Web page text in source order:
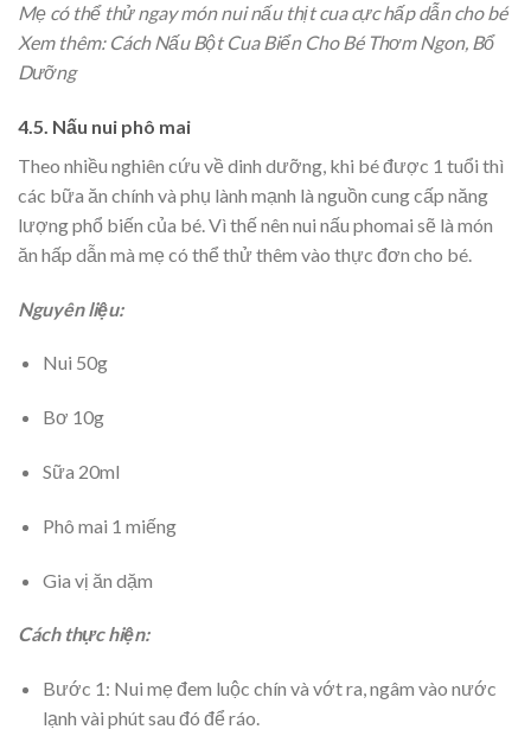
Mẹ có thể thử ngay món nui nấu thịt cua cực hấp dẫn cho bé
Xem thêm: Cách Nấu Bột Cua Biển Cho Bé Thơm Ngon, Bổ
Dưỡng
4.5. Nấu nui phô mai
Theo nhiều nghiên cứu về dinh dưỡng, khi bé được 1 tuổi thì
các bữa ăn chính và phụ lành mạnh là nguồn cung cấp năng
lượng phổ biến của bé. Vì thế nên nui nấu phomai sẽ là món
ăn hấp dẫn mà mẹ có thể thử thêm vào thực đơn cho bé.
Nguyên liệu:
Nui 50g
Bơ 10g
Sữa 20ml
Phô mai 1 miếng
Gia vị ăn dặm
Cách thực hiện:
Bước 1: Nui mẹ đem luộc chín và vớt ra, ngâm vào nước
lạnh vài phút sau đó để ráo.